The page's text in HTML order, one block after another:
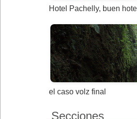
Hotel Pachelly, buen
el caso volz final
Secciones